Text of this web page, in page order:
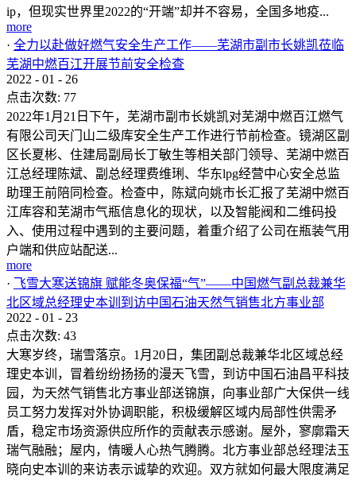
ip，但现实世界里2022的“开端”却并不容易，全国多地疫...
more
· 全力以赴做好燃气安全生产工作——芜湖市副市长姚凯莅临
芜湖中燃百江开展节前安全检查
2022 - 01 - 26
点击次数: 77
2022年1月21日下午，芜湖市副市长姚凯对芜湖中燃百江燃气
有限公司天门山二级库安全生产工作进行节前检查。镜湖区副
区长夏彬、住建局副局长丁敏生等相关部门领导、芜湖中燃百
江总经理陈斌、副总经理费维琍、华东lpg经营中心安全总监
助理王前陪同检查。检查中，陈斌向姚市长汇报了芜湖中燃百
江库容和芜湖市气瓶信息化的现状，以及智能阀和二维码投
入、使用过程中遇到的主要问题，着重介绍了公司在瓶装气用
户端和供应站配送...
more
· 飞雪大寒送锦旗 赋能冬奥保福“气”——中国燃气副总裁兼华
北区域总经理史本训到访中国石油天然气销售北方事业部
2022 - 01 - 23
点击次数: 43
大寒岁终，瑞雪落京。1月20日，集团副总裁兼华北区域总经
理史本训，冒着纷纷扬扬的漫天飞雪，到访中国石油昌平科技
园，为天然气销售北方事业部送锦旗，向事业部广大保供一线
员工努力发挥对外协调职能，积极缓解区域内局部性供需矛
盾，稳定市场资源供应所作的贡献表示感谢。屋外，寥廓霜天
瑞气融融；屋内，情暖人心热气腾腾。北方事业部总经理法玉
晓向史本训的来访表示诚挚的欢迎。双方就如何最大限度满足